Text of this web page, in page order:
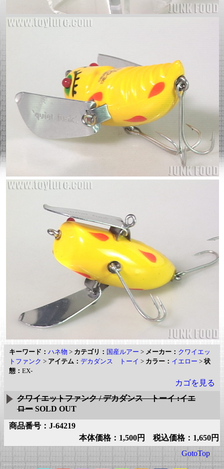
キーワード： ハネ物 > カテゴリ： 国産ルアー > メーカー： クワイエッ
トファンク > アイテム： デカダンス トーイ > カラー： イエロー >状
態： EX-
カゴを見る
クワイエットファンク / デカダンス トーイ :イエ
ロー SOLD OUT
商品番号：J-64219
本体価格：1,500円 税込価格：1,650円
GotoTop